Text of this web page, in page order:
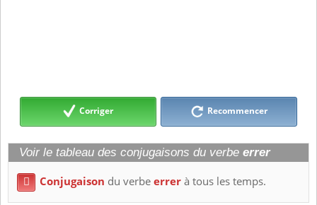
Corriger Recommencer
Voir le tableau des conjugaisons du verbe errer
 Conjugaison du verbeerrerà tous les temps.